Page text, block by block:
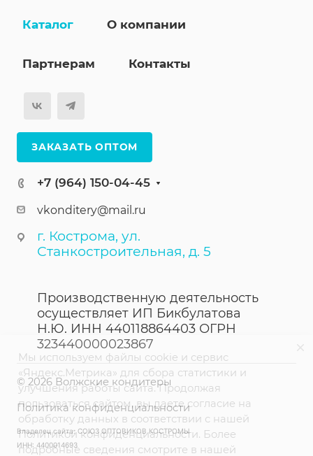
Каталог О компании
Партнерам Контакты
ЗАКАЗАТЬ ОПТОМ
+7 (964) 150-04-45
vkonditery@mail.ru
г. Кострома, ул.
Станкостроительная, д. 5
Производственную деятельность
осуществляет ИП Бикбулатова
Н.Ю. ИНН 440118864403 ОГРН
323440000023867
© 2026 Волжские кондитеры
Политика конфиденциальности
Владелец сайта: СОЮЗ ОПТОВИКОВ КОСТРОМЫ
ИНН: 4400014693
Мы используем файлы cookie и сервис
«Яндекс.Метрика» для сбора статистики и
улучшения работы сайта. Продолжая
пользоваться сайтом, вы даете согласие на
обработку данных в соответствии с нашей
Политикой конфиденциальности. Более
подробные сведения смотрите в нашей